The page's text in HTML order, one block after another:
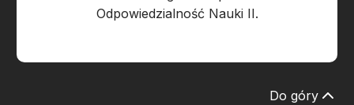
Odpowiedzialność Nauki II.
Do góry